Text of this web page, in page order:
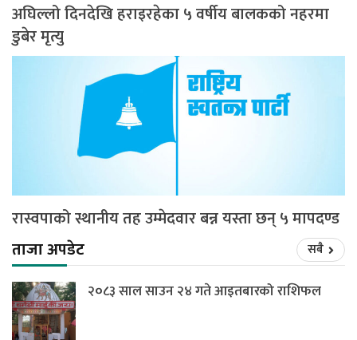
अघिल्लो दिनदेखि हराइरहेका ५ वर्षीय बालकको नहरमा
डुबेर मृत्यु
रास्वपाको स्थानीय तह उम्मेदवार बन्न यस्ता छन् ५ मापदण्ड
ताजा अपडेट
सबै
२०८३ साल साउन २४ गते आइतबारको राशिफल